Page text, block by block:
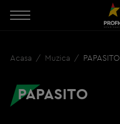
Acasa Muzica PAPASITO
PAPASITO